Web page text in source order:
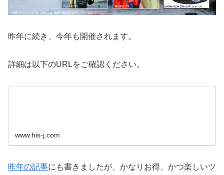
昨年に続き、今年も開催されます。
詳細は以下のURLをご確認ください。
www.his-j.com
昨年の記事にも書きましたが、かなりお得、かつ楽しいツ